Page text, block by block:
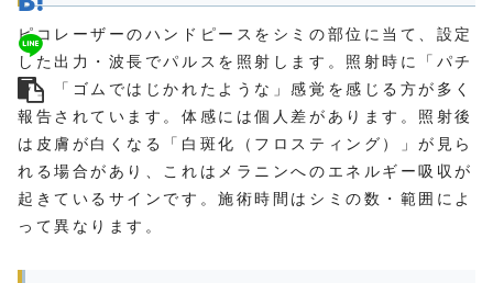
ピコレーザーのハンドピースをシミの部位に当て、設定
した出力・波長でパルスを照射します。照射時に「パチ
ッ」「ゴムではじかれたような」感覚を感じる方が多く
報告されています。体感には個人差があります。照射後
は皮膚が白くなる「白斑化（フロスティング）」が見ら
れる場合があり、これはメラニンへのエネルギー吸収が
起きているサインです。施術時間はシミの数・範囲によ
って異なります。